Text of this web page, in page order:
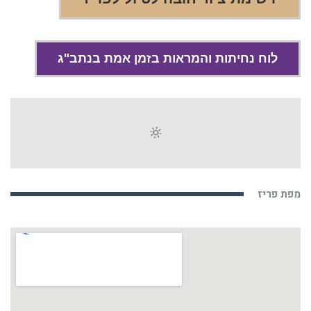
לוח נחיתות והמראות בזמן אמת בנתב"ג
מפת פריז